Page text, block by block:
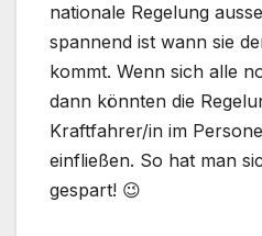
nationale Regelung
spannend ist wann sie
kommt. Wenn sich alle
dann könnten die
Kraftfahrer/in im
einfließen. So hat man
gespart! 😉